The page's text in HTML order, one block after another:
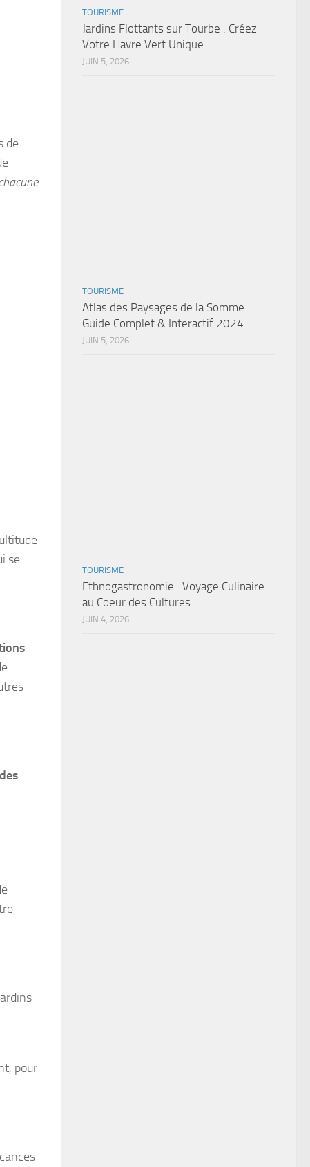
de
se
pour
TOURISME
Jardins Flottants sur Tourbe : Créez
Votre Havre Vert Unique
JUIN 5, 2026
TOURISME
Atlas des Paysages de la Somme :
Guide Complet & Interactif 2024
JUIN 5, 2026
TOURISME
Ethnogastronomie : Voyage Culinaire
au Coeur des Cultures
JUIN 4, 2026